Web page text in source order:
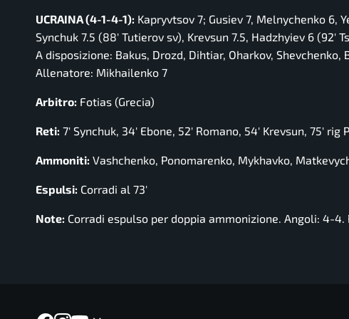
UCRAINA (4-1-4-1): Kapryvtsov 7; Gusiev 7, Melnychenko 6,
Synchuk 7.5 (88′ Tutierov sv), Krevsun 7.5, Hadzhyiev 6 (92′
A disposizione: Bakus, Drozd, Dihtiar, Oharkov, Shevchenko,
Allenatore: Mikhailenko 7
Arbitro: Fotias (Grecia)
Reti: 7′ Synchuk, 34′ Ebone, 52′ Romano, 54′ Krevsun, 75′
Ammoniti: Vashchenko, Ponomarenko, Mykhavko,
Espulsi: Corradi al 73′
Note: Corradi espulso per doppia ammonizione. Angoli: 4-4.